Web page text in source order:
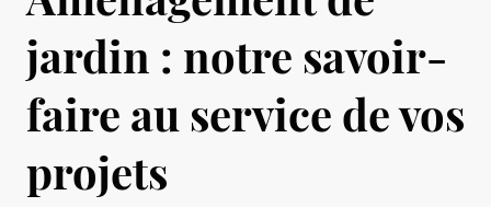
jardin : notre savoir-
faire au service de vos
projets